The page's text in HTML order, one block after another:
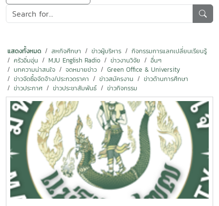
แสดงทั้งหมด สหกิจศึกษา ข่าวผู้บริหาร
กิจกรรมการแลกเปลี่ยนเรียนรู้
ครัวอิ่มอุ่น
MJU English Radio ข่าวงานวิจัย
อื่นๆ
บทความน่าสนใจ
จดหมายข่าว
Green Office & University
ข่าวจัดซื้อจัดจ้าง/ประกวดราคา
ข่าวสมัครงาน
ข่าวด้านการศึกษา
ข่าวประกาศ
ข่าวประชาสัมพันธ์ ข่าวกิจกรรม